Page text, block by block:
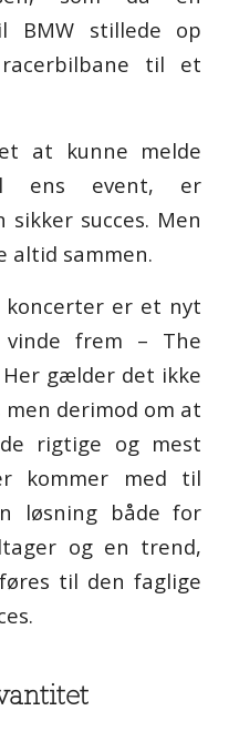
BMW stillede op
til et
at kunne melde
ens event, er
sikker succes. Men
altid sammen.
er et nyt
frem – The
gælder det ikke
derimod om at
rigtige og mest
kommer med til
løsning både for
og en trend,
til den faglige